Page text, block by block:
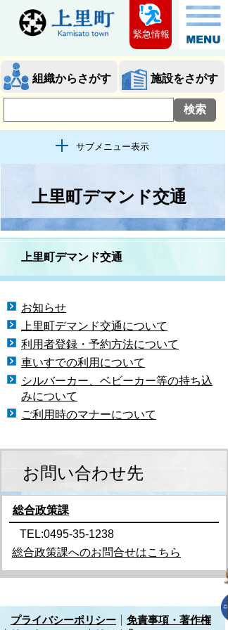
組織からさがす 施設をさがす
サブメニュー表示
緊急情報
上里町デマンド交通
上里町デマンド交通
お知らせ
上里町デマンド交通について
利用者登録・予約方法について
車いすでの利用について
シルバーカー、ベビーカー等の持ち込
みについて
ご利用時のマナーについて
お問い合わせ先
総合政策課
TEL:0495-35-1238
総合政策課へのお問合せはこちら
プライバシーポリシー
免責事項・著作権